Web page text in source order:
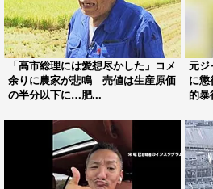
「高市総理には愛想尽かした」コメ
余りに農家が悲鳴 売値は生産原価
の半分以下に…肥...
元ジ
に
的